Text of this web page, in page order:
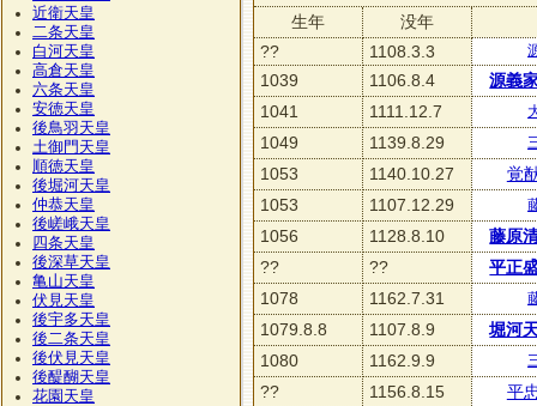
生年
没年
??
1108.3.3
1039 1106.8.4
源義
1041
1111.12.7
1049 1139.8.29
1053 1140.10.27
覚
1053
1107.12.29
1056 1128.8.10
藤原
??
??
平正
1078
1162.7.31
1079.8.8 1107.8.9
堀河
1080
1162.9.9
?? 1156.8.15
平
近衛天皇
二条天皇
白河天皇
高倉天皇
六条天皇
安徳天皇
後鳥羽天皇
土御門天皇
順徳天皇
後堀河天皇
仲恭天皇
後嵯峨天皇
四条天皇
後深草天皇
亀山天皇
伏見天皇
後宇多天皇
後二条天皇
後伏見天皇
後醍醐天皇
花園天皇